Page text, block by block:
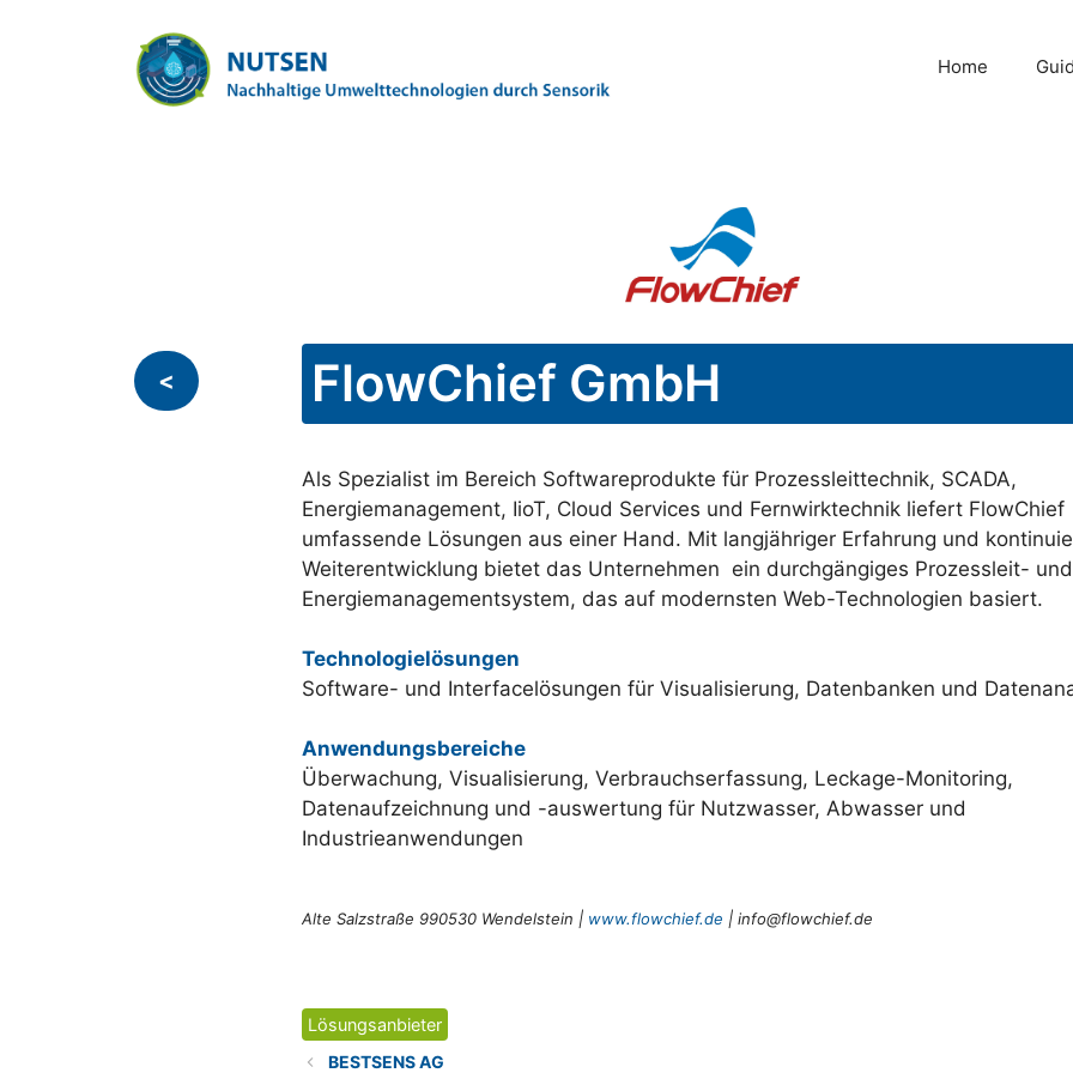
Home
FlowChief GmbH
Als Spezialist im Bereich Softwareprodukte für Prozessleittechnik, SCADA,
Energiemanagement, IioT, Cloud Services und Fernwirktechnik liefert FlowChief
umfassende Lösungen aus einer Hand. Mit langjähriger Erfahrung und
Weiterentwicklung bietet das Unternehmen ein durchgängiges Prozessleit- und
Energiemanagementsystem, das auf modernsten Web-Technologien basiert.
Technologielösungen
Software- und Interfacelösungen für Visualisierung, Datenbanken und
Anwendungsbereiche
Überwachung, Visualisierung, Verbrauchserfassung, Leckage-Monitoring,
Datenaufzeichnung und -auswertung für Nutzwasser, Abwasser und
Industrieanwendungen
Alte Salzstraße 990530 Wendelstein | www.flowchief.de | info@flowchief.de
Kategorien
Lösungsanbieter
BESTSENS AG
<